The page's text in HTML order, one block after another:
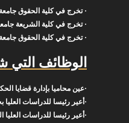
· تخرج في كلية الحقوق جامعة القاهرة، الليسانس عام 1959م، ثم حصل منها على
· تخرج في كلية الشريعة جامعة الأزهر الشهادة العالية عام 1960م،
· تخرج في كلية الحقوق جامعة نيويورك –
الوظائف التي
·عين محاميا بإدارة قضايا الحكومة عام 1959م، ثم معيدا بكلية الحقوق بجامعة القاهرة، فمدرسا فأستاذا مساعدا
·أعير رئيسا للدراسات
·أعير رئيسا للدراسات